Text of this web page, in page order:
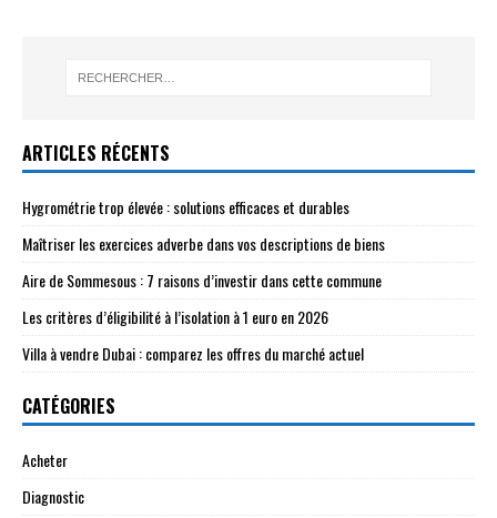
ARTICLES RÉCENTS
Hygrométrie trop élevée : solutions efficaces et durables
Maîtriser les exercices adverbe dans vos descriptions de biens
Aire de Sommesous : 7 raisons d’investir dans cette commune
Les critères d’éligibilité à l’isolation à 1 euro en 2026
Villa à vendre Dubai : comparez les offres du marché actuel
CATÉGORIES
Acheter
Diagnostic